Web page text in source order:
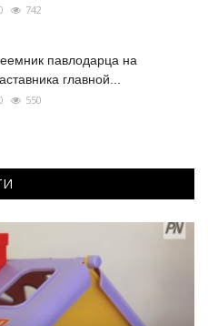
742
павлодарца на
главной...
550